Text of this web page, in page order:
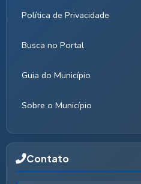
Política de Privacidade
Busca no Portal
Guia do Município
Sobre o Município
Contato